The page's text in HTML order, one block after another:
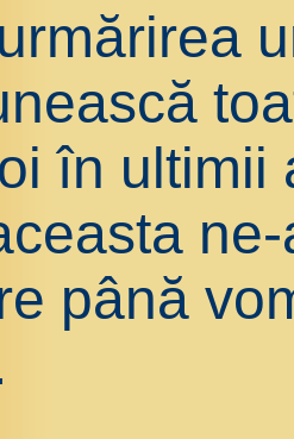
în ultimii
până